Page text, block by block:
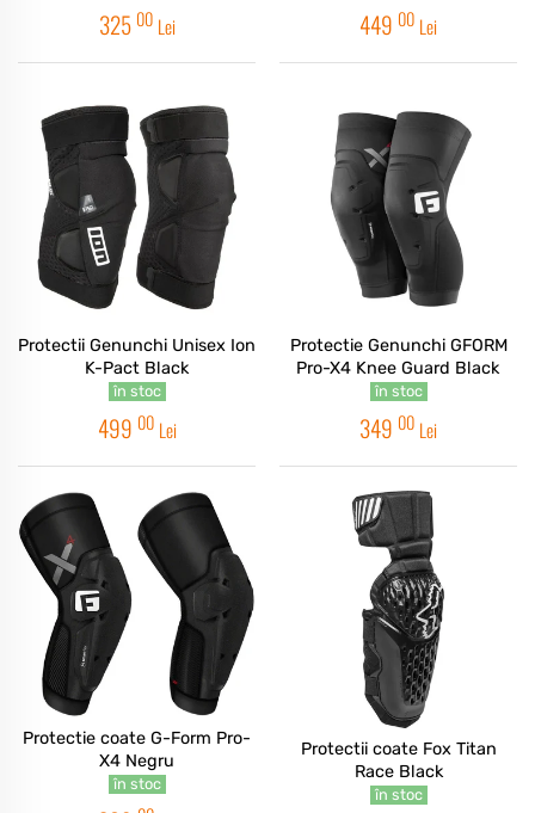
325 00 Lei 449 00 Lei
Protectii Genunchi Unisex Ion
K-Pact Black
în stoc
499 00 Lei
Protectie Genunchi GFORM
Pro-X4 Knee Guard Black
în stoc
349 00 Lei
Protectie coate G-Form Pro-
X4 Negru
în stoc
Protectii coate Fox Titan
Race Black
în stoc